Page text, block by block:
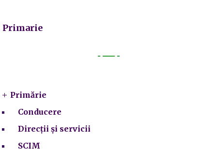
Primarie
Primărie
Conducere
Direcții și servicii
SCIM